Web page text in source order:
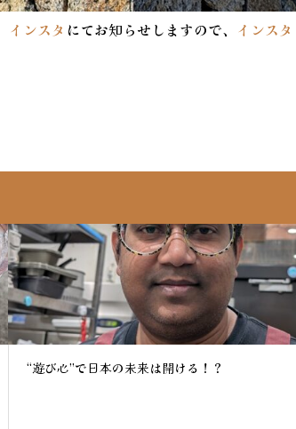
インスタ にてお知らせしますので、 インスタ
“遊び心”で日本の未来は開ける！？